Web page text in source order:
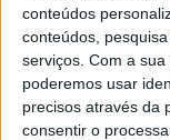
conteúdos
conteúdos,
serviços. Com a
poderemos usar
precisos através da
consentir o
Assim, através
reforço do Núcleo
(NEOS/UEPS) irá
de zonas onde